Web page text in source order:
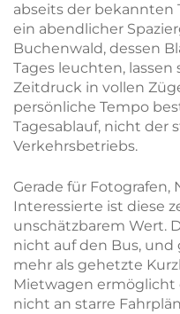
abseits der bekannten
ein abendlicher
Buchenwald, dessen
Tages leuchten,
Zeitdruck in vollen
persönliche Tempo
Tagesablauf, nicht der
Verkehrsbetriebs.
Gerade für Fotografen,
Interessierte ist diese
unschätzbarem Wert.
nicht auf den Bus,
mehr als gehetzte
Mietwagen ermöglicht
nicht an starre